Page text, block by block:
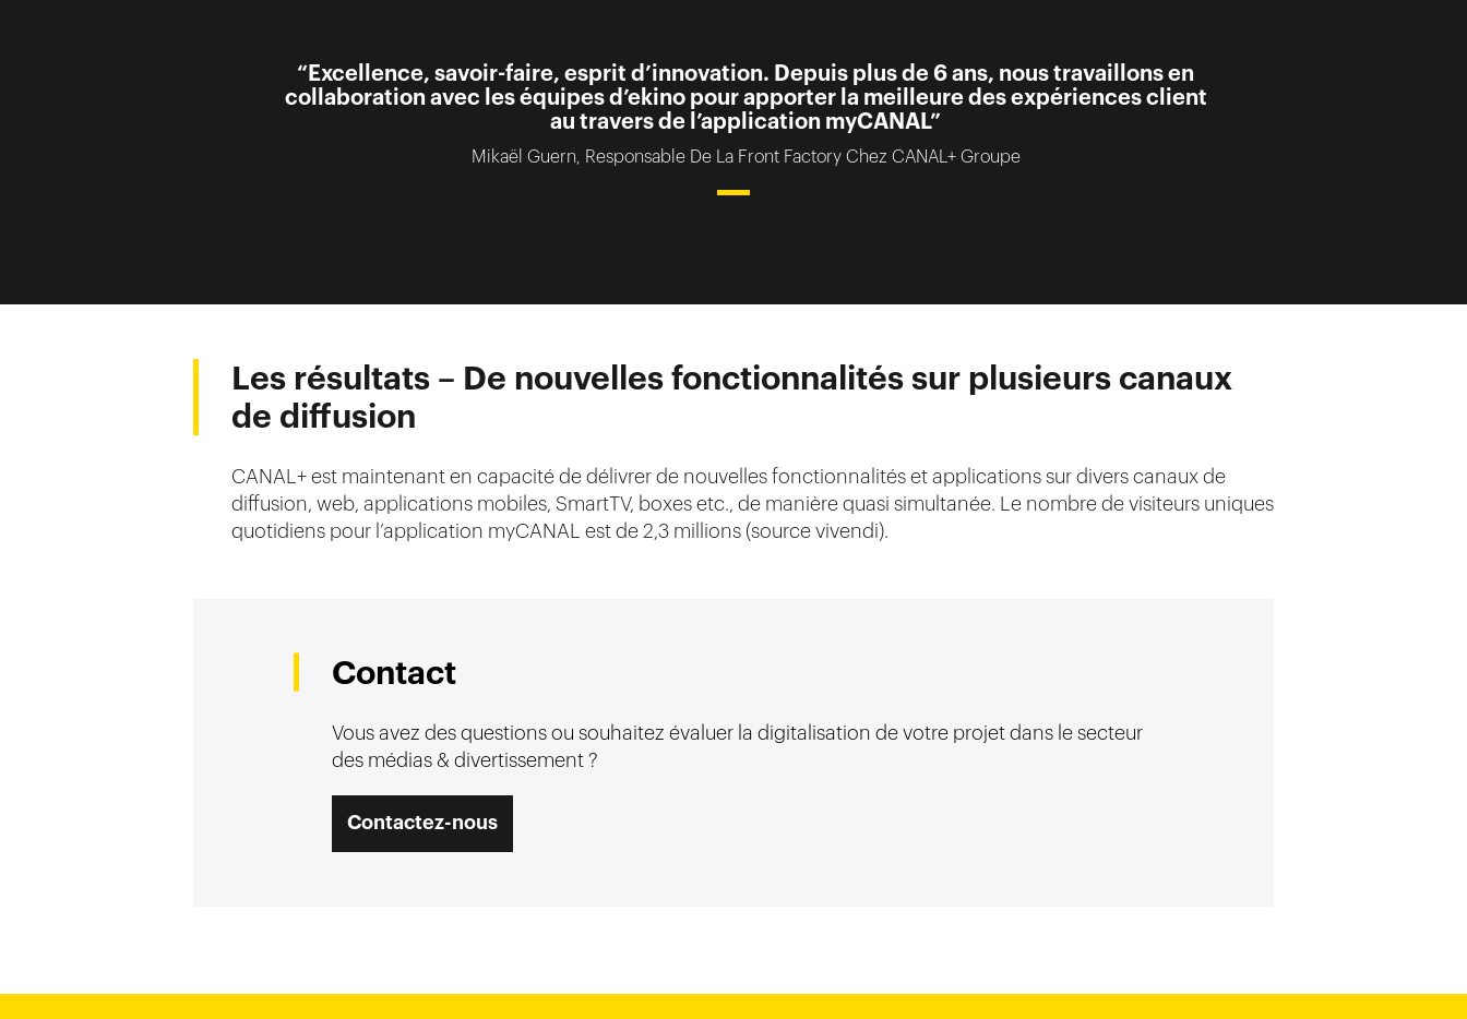
“Excellence, savoir-faire, esprit d’innovation. Depuis plus de 6 ans, nous travaillons en
collaboration avec les équipes d’ekino pour apporter la meilleure des expériences client
au travers de l’application myCANAL”
Mikaël Guern, Responsable De La Front Factory Chez CANAL+ Groupe
Les résultats – De nouvelles fonctionnalités sur plusieurs canaux
de diffusion
CANAL+ est maintenant en capacité de délivrer de nouvelles fonctionnalités et applications sur divers canaux de
diffusion, web, applications mobiles, SmartTV, boxes etc., de manière quasi simultanée. Le nombre de visiteurs uniques
quotidiens pour l’application myCANAL est de 2,3 millions (source vivendi).
Contact
Vous avez des questions ou souhaitez évaluer la digitalisation de votre projet dans le secteur
des médias & divertissement ?
Contactez-nous